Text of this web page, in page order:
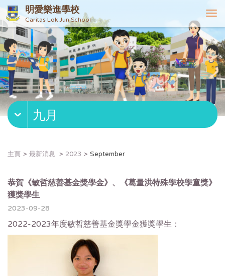
明愛樂進學校
Caritas Lok Jun School
T
o
g
g
l
e
n
v
g
n
九月
主頁 最新消息 2023 September
恭賀《敏哲慈善基金獎學金》、《葛量洪特殊學校學童獎》
獲獎學生
2023-09-28
2022-2023年度敏哲慈善基金獎學金獲獎學生：